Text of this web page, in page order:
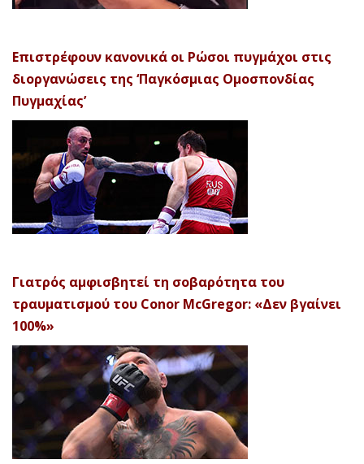
Επιστρέφουν κανονικά οι Ρώσοι πυγμάχοι στις
διοργανώσεις της ‘Παγκόσμιας Ομοσπονδίας
Πυγμαχίας’
Γιατρός αμφισβητεί τη σοβαρότητα του
τραυματισμού του Conor McGregor: «Δεν βγαίνει
100%»